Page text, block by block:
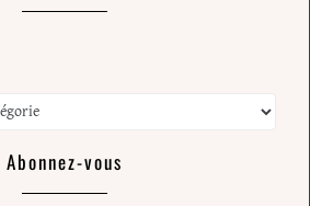
Abonnez-vous